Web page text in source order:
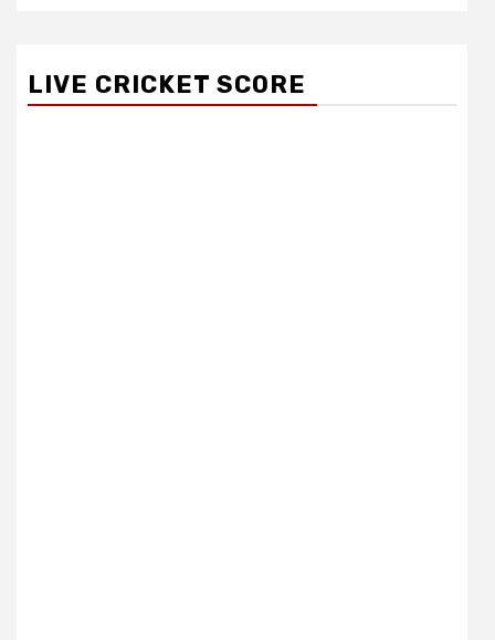
LIVE CRICKET SCORE